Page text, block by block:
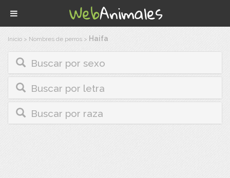
Inicio > Nombres de perros > Haifa
Buscar por sexo
Buscar por letra
Buscar por raza